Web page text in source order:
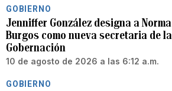
GOBIERNO
Jenniffer González designa a Norma
Burgos como nueva secretaria de la
Gobernación
10 de agosto de 2026 a las 6:12 a.m.
GOBIERNO